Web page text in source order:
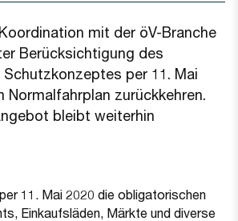
mit der öV-Branche
Berücksichtigung des
per 11. Mai
Normalfahrplan zurückkehren.
bleibt weiterhin
11. Mai 2020 die obligatorischen
Einkaufsläden, Märkte und diverse